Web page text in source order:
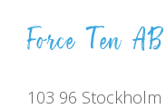
Force Ten AB
103 96 Stockholm